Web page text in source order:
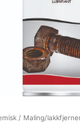
/ Maling/